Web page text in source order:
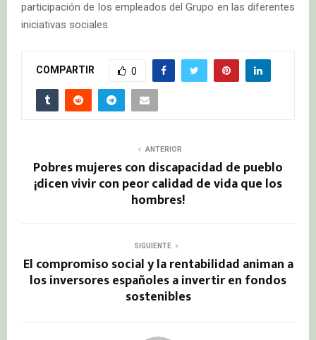
participación de los empleados del Grupo en las diferentes
iniciativas sociales.
COMPARTIR 0
ANTERIOR
Pobres mujeres con discapacidad de pueblo
¡dicen vivir con peor calidad de vida que los
hombres!
SIGUIENTE
El compromiso social y la rentabilidad animan a
los inversores españoles a invertir en fondos
sostenibles